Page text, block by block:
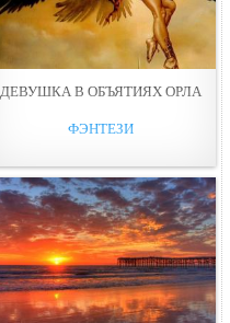
ДЕВУШКА В ОБЪЯТИЯХ ОРЛА
ФЭНТЕЗИ